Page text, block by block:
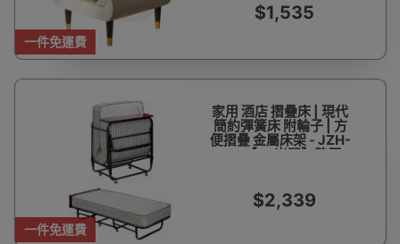
一件免運費
$1,535
一件免運費
家用 酒店 摺疊床 | 現代
簡約彈簧床 附輪子 | 方
便摺疊 金屬床架 - JZH-
001【1.2米闊】墊厚
$2,339